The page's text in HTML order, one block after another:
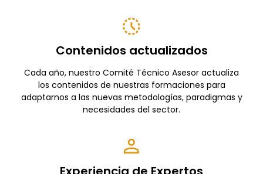
Contenidos actualizados
Cada año, nuestro Comité Técnico Asesor actualiza
los contenidos de nuestras formaciones para
adaptarnos a las nuevas metodologías, paradigmas y
necesidades del sector.